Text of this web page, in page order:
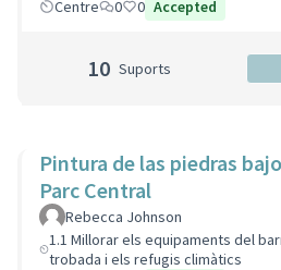
Centre 0 0 Accepted
10 Suports
Pintura de las piedras
Parc Central
Rebecca Johnson
1.1 Millorar els equipaments del
trobada i els refugis climàtics